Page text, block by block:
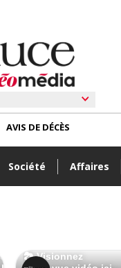
Société Affaires
AVIS DE DÉCÈS